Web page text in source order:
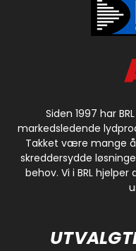
Siden 1997 har
markedsledende
Takket være mange
skreddersydde
behov. Vi i BRL